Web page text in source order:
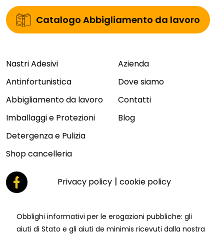
Catalogo Abbigliamento da lavoro
Nastri Adesivi
Antinfortunistica
Abbigliamento da lavoro
Imballaggi e Protezioni
Detergenza e Pulizia
Shop cancelleria
Azienda
Dove siamo
Contatti
Blog
Privacy policy |cookie policy
Obblighi informativi per le erogazioni pubbliche: gli
aiuti di Stato e gli aiuti de minimis ricevuti dalla nostra